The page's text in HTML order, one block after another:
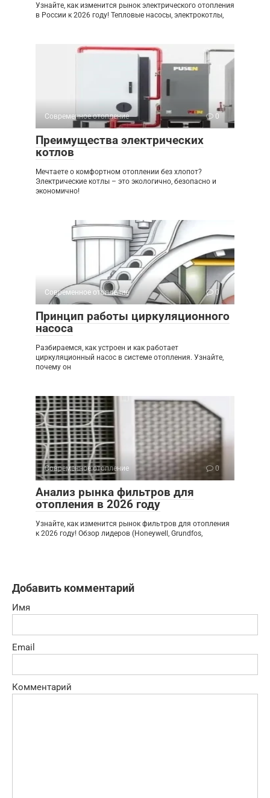
Узнайте, как изменится рынок электрического отопления
в России к 2026 году! Тепловые насосы, электрокотлы,
Современное отопление 0
Преимущества электрических
котлов
Мечтаете о комфортном отоплении без хлопот?
Электрические котлы – это экологично, безопасно и
экономично!
Современное отопление 0
Принцип работы циркуляционного
насоса
Разбираемся, как устроен и как работает
циркуляционный насос в системе отопления. Узнайте,
почему он
Современное отопление 0
Анализ рынка фильтров для
отопления в 2026 году
Узнайте, как изменится рынок фильтров для отопления
к 2026 году! Обзор лидеров (Honeywell, Grundfos,
Добавить комментарий
Имя
Email
Комментарий